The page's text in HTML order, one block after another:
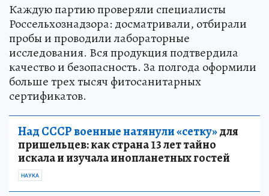
Каждую партию проверяли специалисты
Россельхознадзора: досматривали, отбирали
пробы и проводили лабораторные
исследования. Вся продукция подтвердила
качество и безопасность. За полгода оформили
больше трех тысяч фитосанитарных
сертификатов.
Над СССР военные натянули «сетку»для
пришельцев: как страна 13 лет тайно
искала и изучала инопланетных гостей
НАУКА